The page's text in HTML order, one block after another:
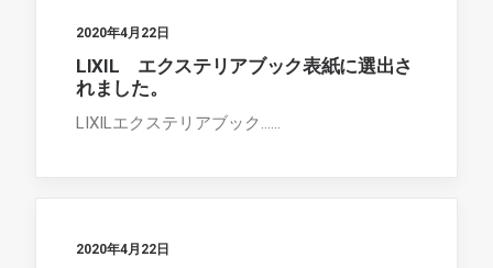
2020年4月22日
LIXIL エクステリアブック表紙に選出さ
れました。
LIXILエクステリアブック……
2020年4月22日